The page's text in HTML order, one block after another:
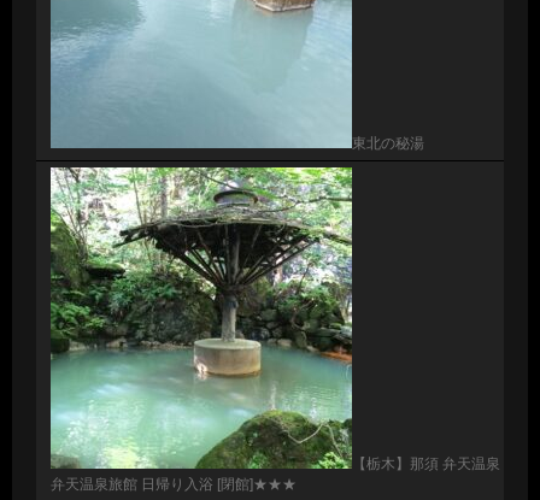
東北の秘湯
【栃木】那須 弁天温泉
弁天温泉旅館 日帰り入浴 [閉館]★★★